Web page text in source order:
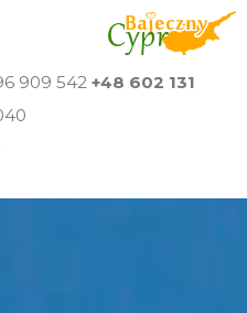
909 542 +48 602 131